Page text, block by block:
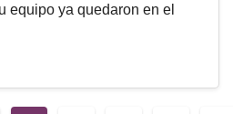
equipo ya quedaron en el